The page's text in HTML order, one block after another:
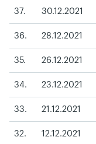
37. 30.12.2021
36. 28.12.2021
35. 26.12.2021
34. 23.12.2021
33. 21.12.2021
32. 12.12.2021